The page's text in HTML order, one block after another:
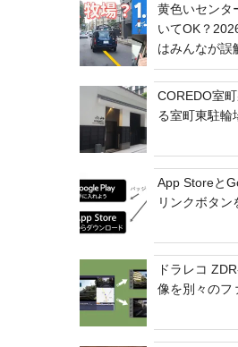
黄色いセンタ
いてOK？
はみんなが誤
COREDO室
る室町東駐輪
App Storeと
リンクボタン
ドラレコ
像を別々のフ